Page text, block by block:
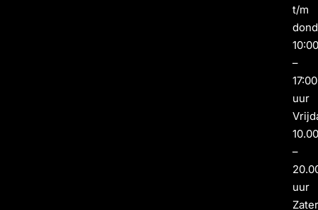
t/m
–
17:00
uur
–
uur